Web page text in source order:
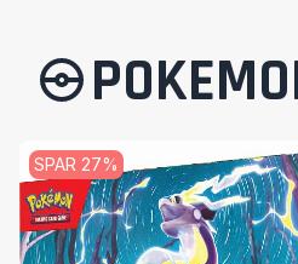
SPAR 27%